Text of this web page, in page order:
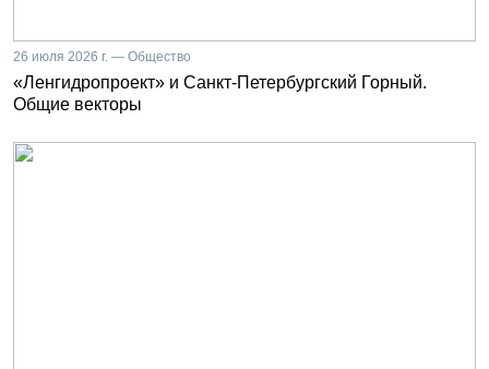
26 июля 2026 г. — Общество
«Ленгидропроект» и Санкт-Петербургский Горный.
Общие векторы